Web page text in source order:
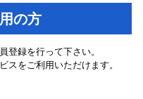
の方
登録を行って下さい。
スをご利用いただけます。